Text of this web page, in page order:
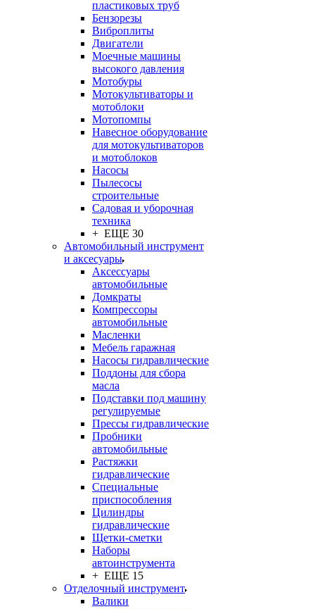
пластиковых труб
Бензорезы
Виброплиты
Двигатели
Моечные машины
высокого давления
Мотобуры
Мотокультиваторы и
мотоблоки
Мотопомпы
Навесное оборудование
для мотокультиваторов
и мотоблоков
Насосы
Пылесосы
строительные
Садовая и уборочная
техника
+ ЕЩЕ 30
Автомобильный инструмент
и аксесуары
Аксессуары
автомобильные
Домкраты
Компрессоры
автомобильные
Масленки
Мебель гаражная
Насосы гидравлические
Поддоны для сбора
масла
Подставки под машину
регулируемые
Прессы гидравлические
Пробники
автомобильные
Растяжки
гидравлические
Специальные
приспособления
Цилиндры
гидравлические
Щетки-сметки
Наборы
автоинструмента
+ ЕЩЕ 15
Отделочный инструмент
Валики